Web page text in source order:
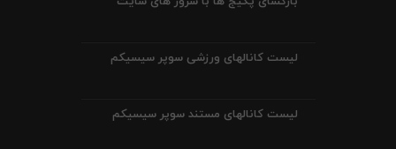
لیست کانالهای ورزشی سوپر سیسیکم
لیست کانالهای مستند سوپر سیسیکم